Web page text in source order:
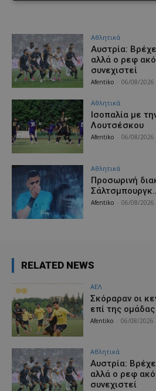
Αθλητικά
Αυστρία:
αλλά ο ρεφ
συνεχιστεί
Afentiko 06/08/2026
Αθλητικά
Iσοπαλία με
Λουτσέσκου
Afentiko 06/08/2026
Αθλητικά
Προσωρινή
Afentiko 06/08/2026
RELATED NEWS
ΑΕΛ
Σκόραραν οι
επί της
Afentiko 06/08/2026
Αθλητικά
Αυστρία:
αλλά ο ρεφ
συνεχιστεί